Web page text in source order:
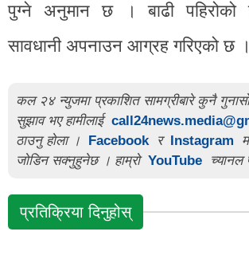
पुग्ने अनुमान छ । बाढी पहिरोको
सावधानी अपनाउन आग्रह गरिएको छ ।
कल २४ न्युजमा प्रकाशित सामग्रीबारे कुनै
सुझाव भए हामीलाई
ठाउनु होला ।
Facebook र Instagram
जोडिन सक्नुहुनेछ । हाम्रो YouTube च्यानल
प्रतिक्रिया दिनुहोस्